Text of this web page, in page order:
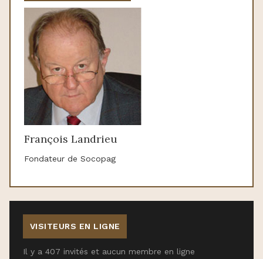
François Landrieu
Fondateur de Socopag
VISITEURS EN LIGNE
Il y a 407 invités et aucun membre en ligne